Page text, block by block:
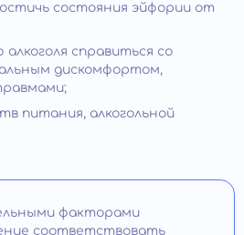
состояния эйфории от
справиться со
дискомфортом,
питания, алкогольной
факторами
соответствовать